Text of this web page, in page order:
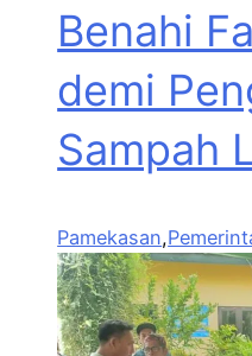
Benahi
demi
Sampah
Pamekasan,